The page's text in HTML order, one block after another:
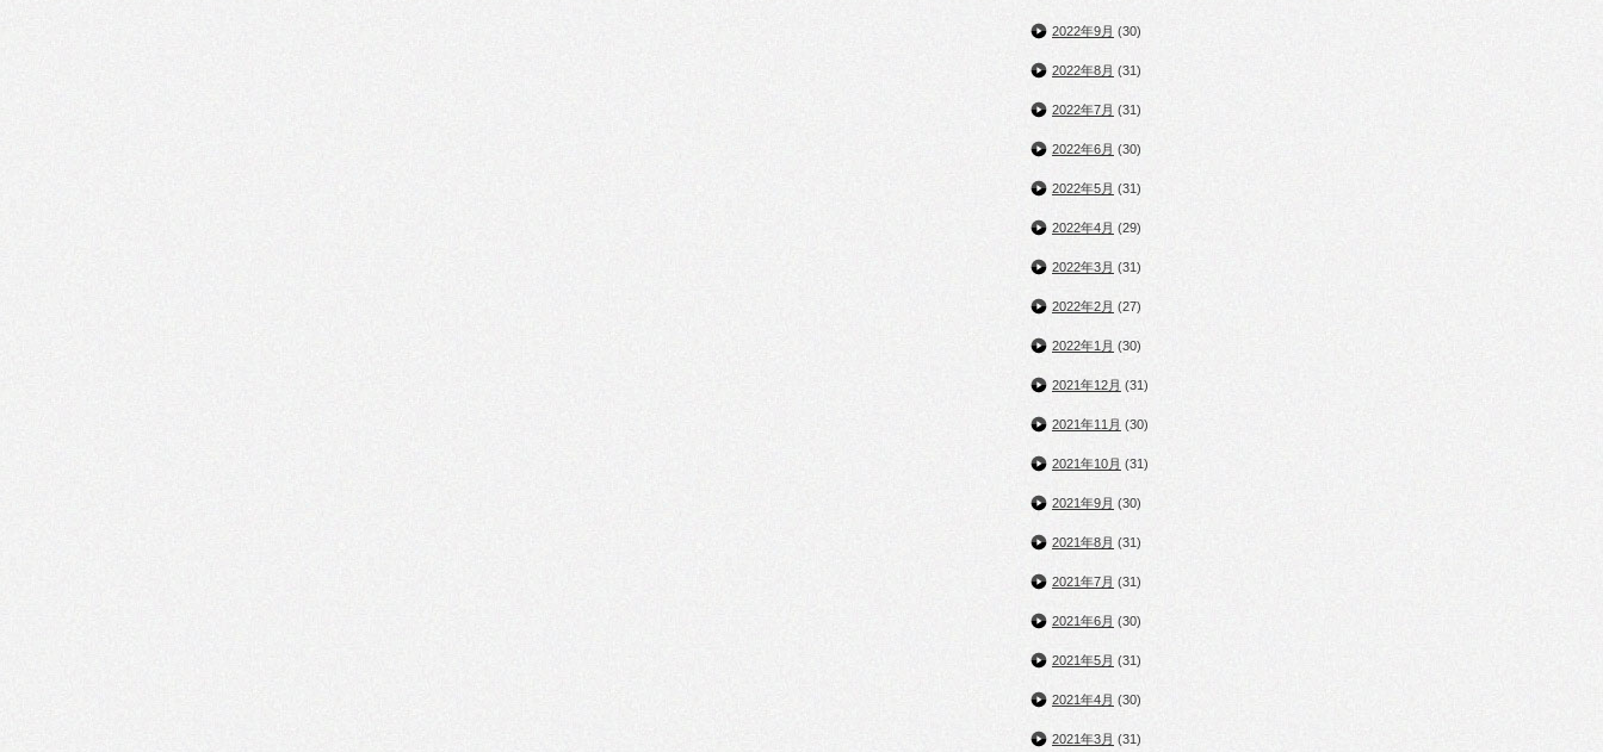
2022年9月 (30)
2022年8月 (31)
2022年7月 (31)
2022年6月 (30)
2022年5月 (31)
2022年4月 (29)
2022年3月 (31)
2022年2月 (27)
2022年1月 (30)
2021年12月 (31)
2021年11月 (30)
2021年10月 (31)
2021年9月 (30)
2021年8月 (31)
2021年7月 (31)
2021年6月 (30)
2021年5月 (31)
2021年4月 (30)
2021年3月 (31)